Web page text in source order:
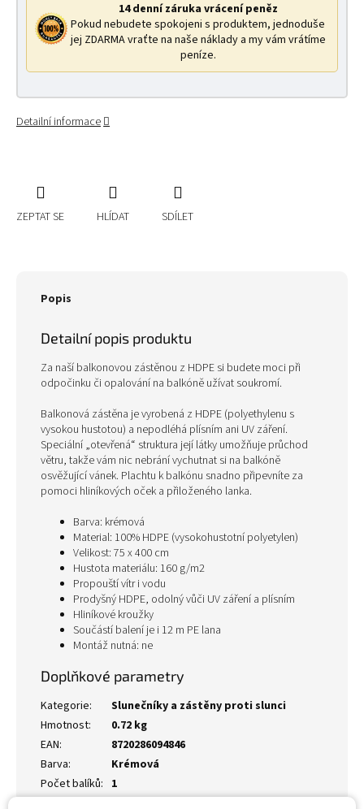
14 denní záruka vrácení peněz
Pokud nebudete spokojeni s produktem, jednoduše
jej ZDARMA vraťte na naše náklady a my vám vrátíme
peníze.
Detailní informace
ZEPTAT SE HLÍDAT SDÍLET
Popis
Detailní popis produktu
Za naší balkonovou zástěnou z HDPE si budete moci při
odpočinku či opalování na balkóně užívat soukromí.
Balkonová zástěna je vyrobená z HDPE (polyethylenu s
vysokou hustotou) a nepodléhá plísním ani UV záření.
Speciální „otevřená“ struktura její látky umožňuje průchod
větru, takže vám nic nebrání vychutnat si na balkóně
osvěžující vánek. Plachtu k balkónu snadno připevníte za
pomoci hliníkových oček a přiloženého lanka.
Barva: krémová
Material: 100% HDPE (vysokohustotní polyetylen)
Velikost: 75 x 400 cm
Hustota materiálu: 160 g/m2
Propouští vítr i vodu
Prodyšný HDPE, odolný vůči UV záření a plísním
Hliníkové kroužky
Součástí balení je i 12 m PE lana
Montáž nutná: ne
Doplňkové parametry
Kategorie:
Slunečníky a zástěny proti slunci
Hmotnost:
0.72 kg
EAN:
8720286094846
Barva:
Krémová
Počet balíků: 1